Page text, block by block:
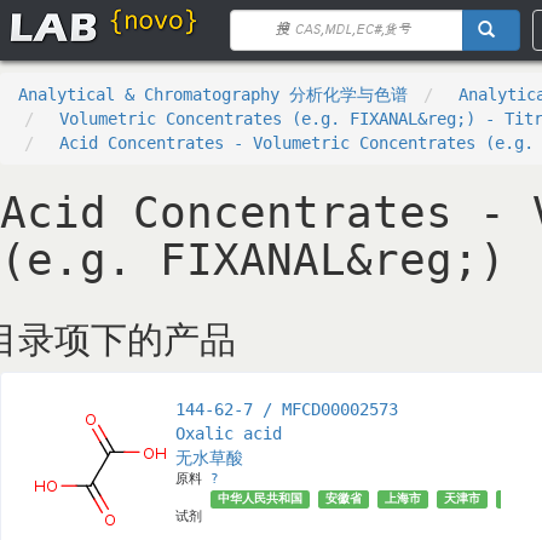
Analytical & Chromatography 分析化学与色谱
Volumetric Concentrates (e.g. FIXANAL&reg;) -
Acid Concentrates - Volumetric Concentrates (e.g.
Acid Concentrates -
(e.g. FIXANAL&reg;)
录项下的产品
144-62-7 / MFCD00002573
Oxalic acid
无水草酸
原料 ?
试剂
中华人民共和国 安徽省 上海市 天津市